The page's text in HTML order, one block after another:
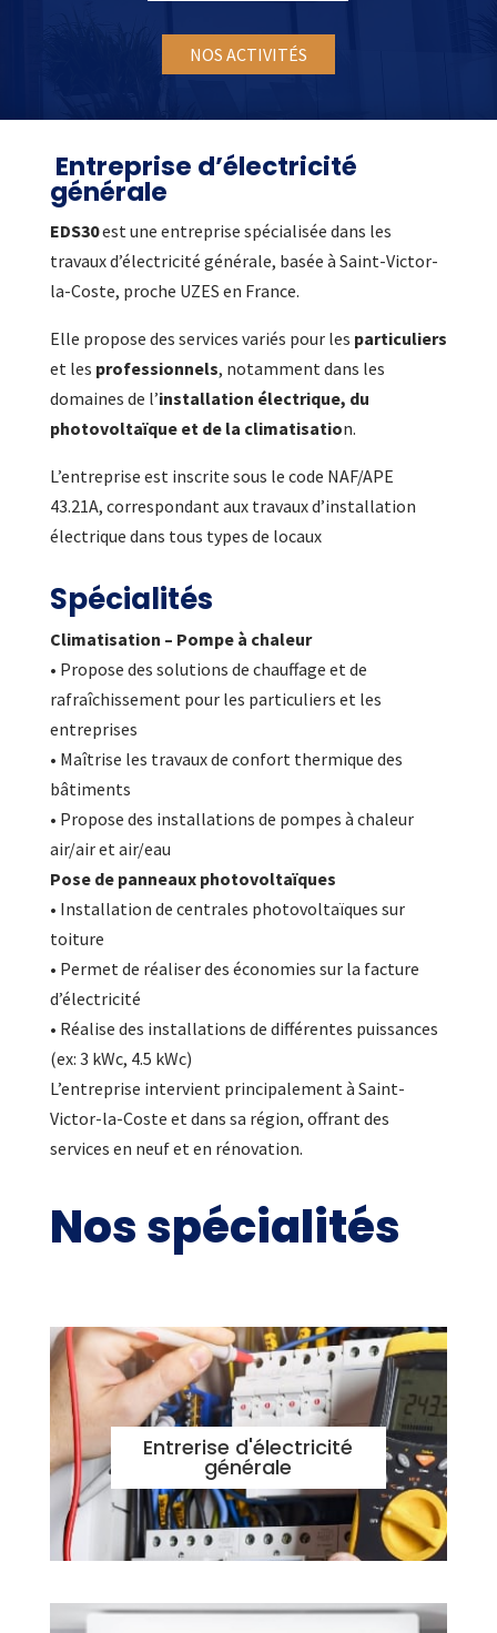
NOS ACTIVITÉS
Entreprise d’électricité
générale
EDS30est une entreprise spécialisée dans les
travaux d’électricité générale, basée à Saint-Victor-
la-Coste, proche UZES en France.
Elle propose des services variés pour les particuliers
et les professionnels, notamment dans les
domaines de l’installation électrique, du
photovoltaïque et de la climatisation.
L’entreprise est inscrite sous le code NAF/APE
43.21A, correspondant aux travaux d’installation
électrique dans tous types de locaux
Spécialités
Climatisation – Pompe à chaleur
• Propose des solutions de chauffage et de
rafraîchissement pour les particuliers et les
entreprises
• Maîtrise les travaux de confort thermique des
bâtiments
• Propose des installations de pompes à chaleur
air/air et air/eau
Pose de panneaux photovoltaïques
• Installation de centrales photovoltaïques sur
toiture
• Permet de réaliser des économies sur la facture
d’électricité
• Réalise des installations de différentes puissances
(ex: 3 kWc, 4.5 kWc)
L’entreprise intervient principalement à Saint-
Victor-la-Coste et dans sa région, offrant des
services en neuf et en rénovation.
Nos spécialités
Entrerise d'électricité
générale